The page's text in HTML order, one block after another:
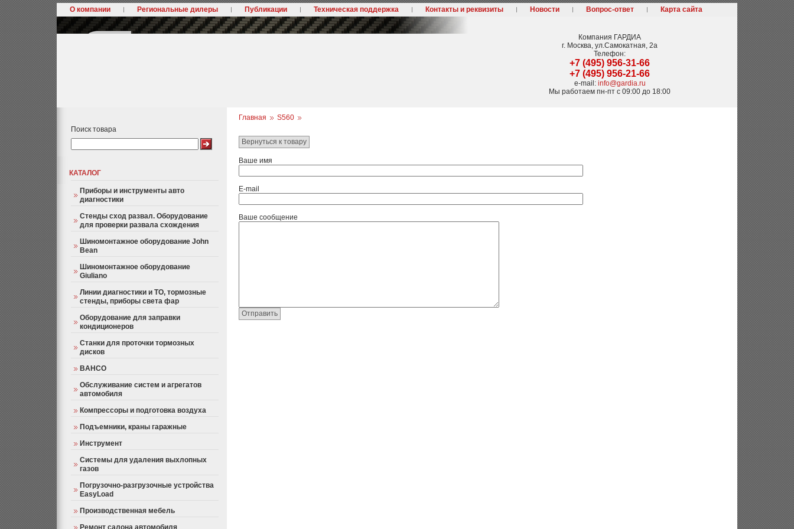
О компании Региональные дилеры Публикации Техническая поддержка Контакты и реквизиты Новости Вопрос-ответ Карта сайта
Компания ГАРДИА
г. Москва, ул.Самокатная, 2а
Телефон:
+7 (495) 956-31-66
+7 (495) 956-21-66
e-mail: info@gardia.ru
Мы работаем пн-пт с 09:00 до 18:00
Поиск товара
КАТАЛОГ
Приборы и инструменты авто
диагностики
Стенды сход развал. Оборудование
для проверки развала схождения
Шиномонтажное оборудование John
Bean
Шиномонтажное оборудование
Giuliano
Линии диагностики и ТО, тормозные
стенды, приборы света фар
Оборудование для заправки
кондиционеров
Станки для проточки тормозных
дисков
BAHCO
Обслуживание систем и агрегатов
автомобиля
Компрессоры и подготовка воздуха
Подъемники, краны гаражные
Инструмент
Системы для удаления выхлопных
газов
Погрузочно-разгрузочные устройства
EasyLoad
Производственная мебель
Ремонт салона автомобиля
Главная S560
Вернуться к товару
Ваше имя
E-mail
Ваше сообщение